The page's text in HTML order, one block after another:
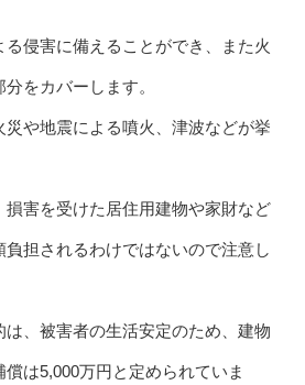
侵害に備えることができ、また火
をカバーします。
災や地震による噴火、津波などが挙
害を受けた居住用建物や家財など
担されるわけではないので注意し
は、被害者の生活安定のため、建物
は5,000万円と定められていま